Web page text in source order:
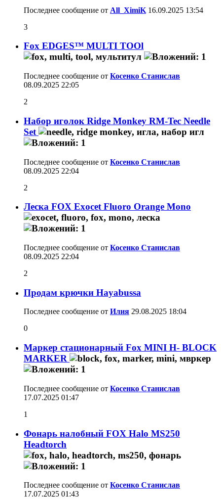
Последнее сообщение от All_XimiK 16.09.2025 13:54
3
Fox EDGES™ MULTI TOOl
Последнее сообщение от Косенко Станислав
08.09.2025 22:05
2
Набор иголок Ridge Monkey RM-Tec Needle
Set
Последнее сообщение от Косенко Станислав
08.09.2025 22:04
2
Леска FOX Exocet Fluoro Orange Mono
Последнее сообщение от Косенко Станислав
08.09.2025 22:04
2
Продам крючки Hayabussa
Последнее сообщение от Илия 29.08.2025 18:04
0
Маркер стационарный Fox MINI H- BLOCK
MARKER
Последнее сообщение от Косенко Станислав
17.07.2025 01:47
1
Фонарь налобный FOX Halo MS250
Headtorch
Последнее сообщение от Косенко Станислав
17.07.2025 01:43